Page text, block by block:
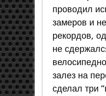
проводил
замеров и
рекордов,
не
залез на
сделал три